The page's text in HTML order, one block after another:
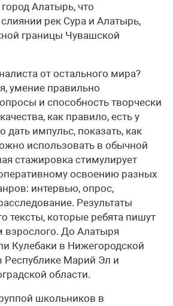
Алатырь, что
рек Сура и Алатырь,
границы Чувашской
от остального мира?
умение правильно
и способность творчески
как правило, есть у
дать импульс, показать, как
использовать в обычной
стажировка стимулирует
освоению разных
интервью, опрос,
Результаты
тексты, которые ребята пишут
взрослого. До Алатыря
Кулебаки в Нижегородской
Республике Марий Эл и
области.
школьников в